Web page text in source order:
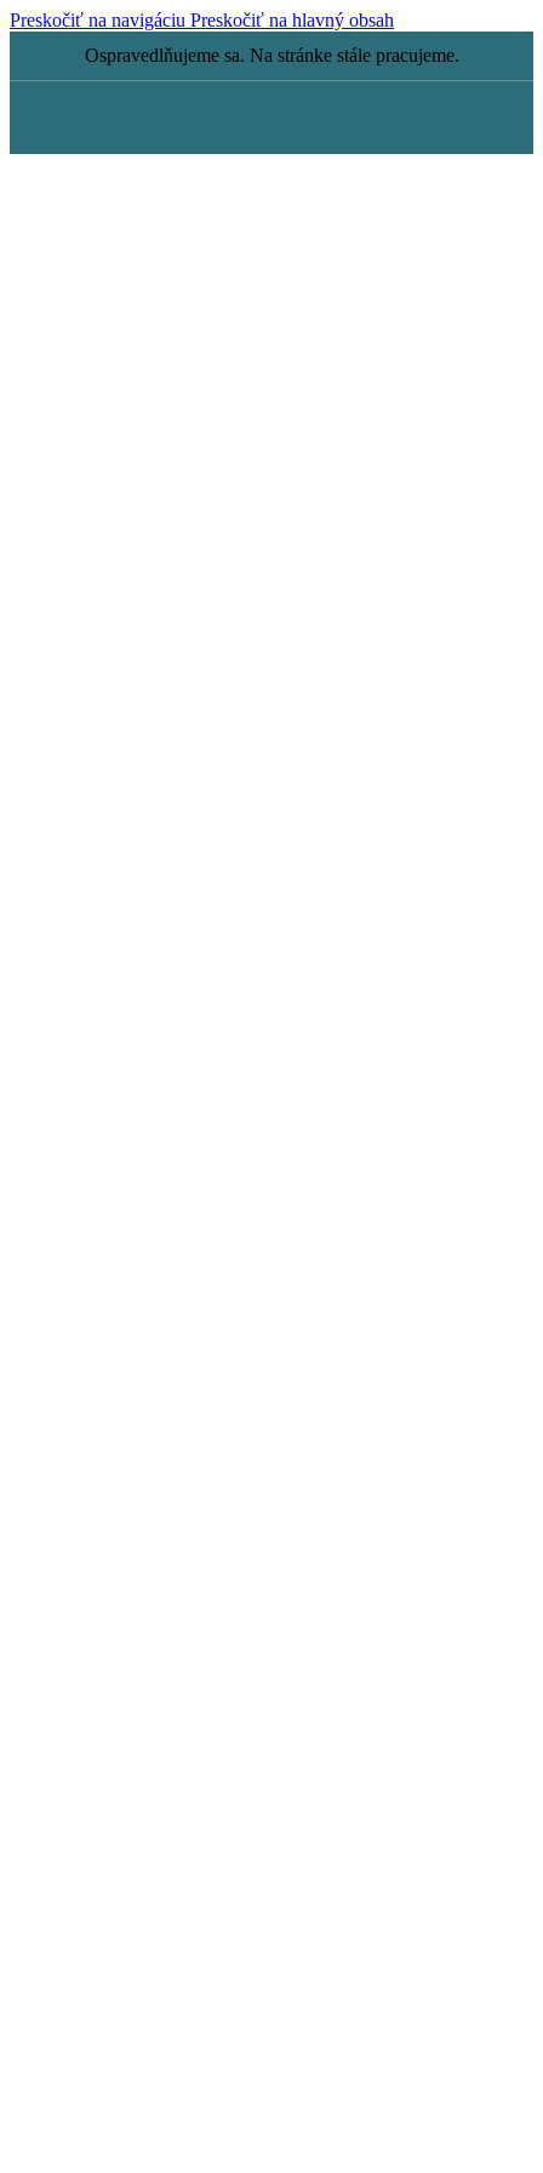
Preskočiť na navigáciu Preskočiť na hlavný obsah
Ospravedlňujeme sa. Na stránke stále pracujeme.